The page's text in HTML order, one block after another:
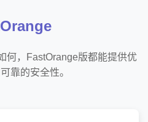
何，FastOrange版都能提供优
靠的安全性。